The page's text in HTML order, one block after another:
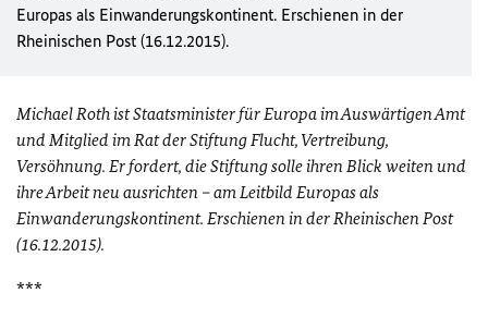
Europas als Einwanderungskontinent. Erschienen in der
Rheinischen Post (16.12.2015).
Michael Roth ist Staatsminister für Europa im Auswärtigen Amt
und Mitglied im Rat der Stiftung Flucht, Vertreibung,
Versöhnung. Er fordert, die Stiftung solle ihren Blick weiten und
ihre Arbeit neu ausrichten – am Leitbild Europas als
Einwanderungskontinent. Erschienen in der Rheinischen Post
(16.12.2015).
***